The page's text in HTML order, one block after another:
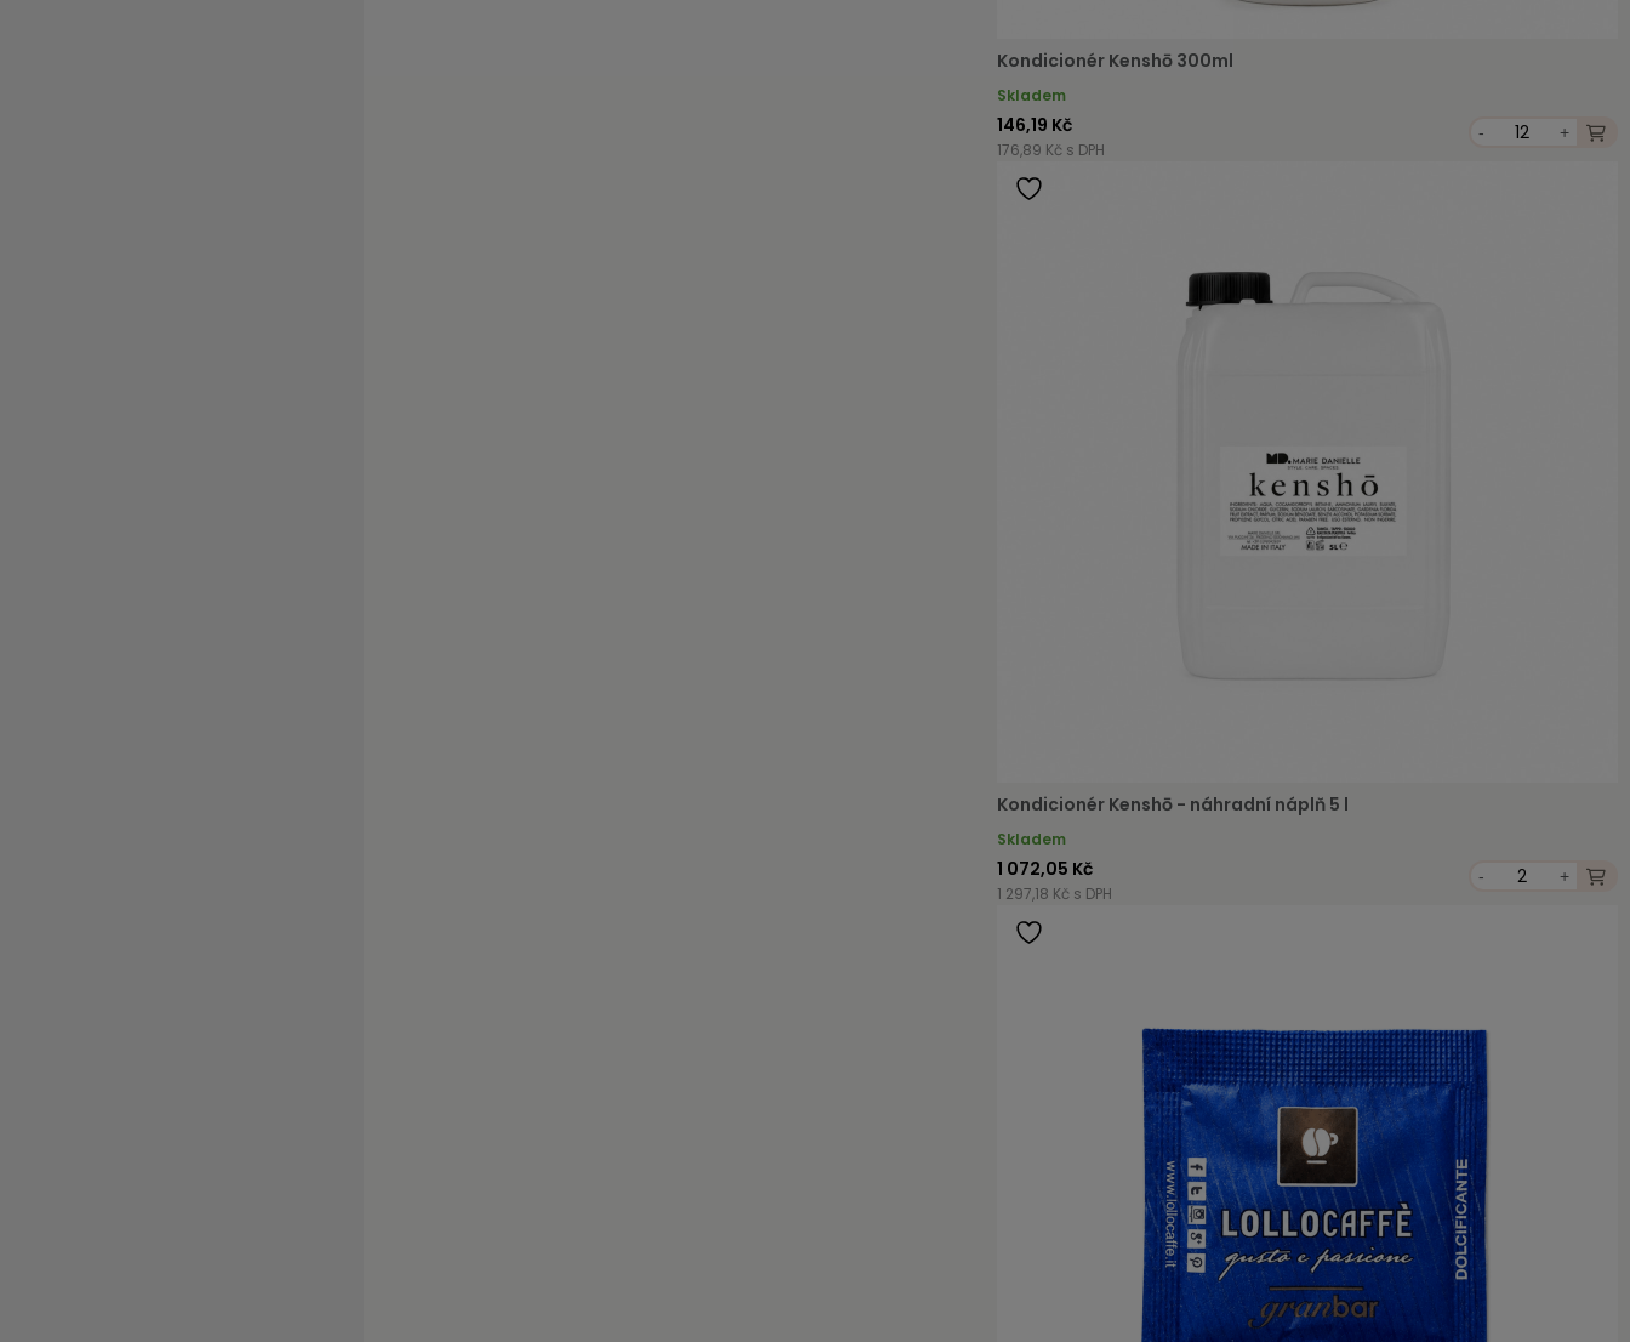
Kondicionér Kenshō 300ml
Skladem
146,19 Kč
176,89 Kč s DPH
- +
Kondicionér Kenshō - náhradní náplň 5 l
Skladem
1 072,05 Kč
1 297,18 Kč s DPH
- +